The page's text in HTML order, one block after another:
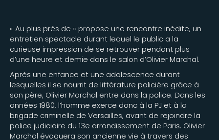
« Au plus près de » propose une rencontre inédite, un
entretien spectacle durant lequel le public a la
curieuse impression de se retrouver pendant plus
d’une heure et demie dans le salon d’Olivier Marchal.
Après une enfance et une adolescence durant
lesquelles il se nourrit de littérature policière grâce à
son père, Olivier Marchal entre dans la police. Dans les
années 1980, l’homme exerce donc à la PJ et à la
brigade criminelle de Versailles, avant de rejoindre la
police judiciaire du 13e arrondissement de Paris. Olivier
Marchal évoquera son ancienne vie à travers des